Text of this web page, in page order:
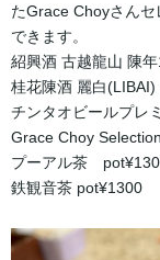
たGrace Choyさん
できます。
紹興酒 古越龍山 陳
桂花陳酒 麗白
チンタオビールプレ
Grace Choy Selection
プーアル茶
鉄観音茶 pot¥1300